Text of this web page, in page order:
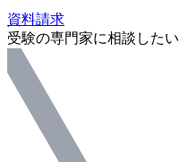
資料請求
受験の専門家に相談したい